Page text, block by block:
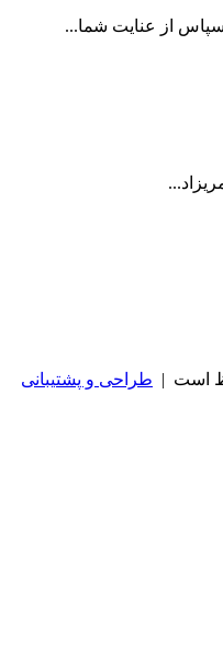
سپاس از عنایت شما...
طراحی و پشتیبانی